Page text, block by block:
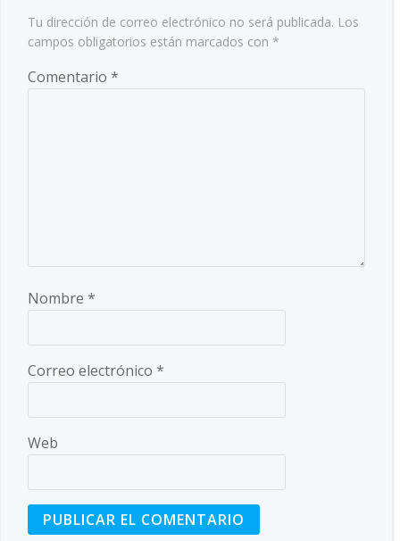
Tu dirección de correo electrónico no será publicada. Los
campos obligatorios están marcados con *
Comentario *
Nombre *
Correo electrónico *
Web